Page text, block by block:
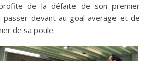
de la défaite de son premier
passer devant au goal-average et de
de sa poule.